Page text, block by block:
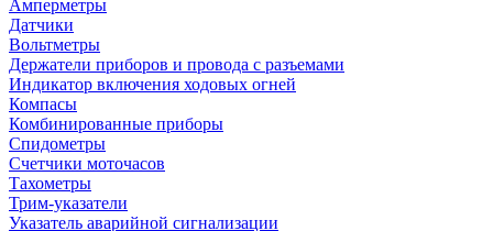
Амперметры
Датчики
Вольтметры
Держатели приборов и провода с разъемами
Индикатор включения ходовых огней
Компасы
Комбинированные приборы
Спидометры
Счетчики моточасов
Тахометры
Трим-указатели
Указатель аварийной сигнализации